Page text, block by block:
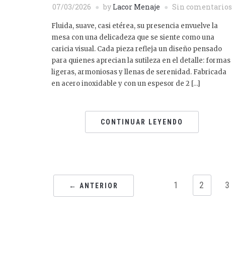
07/03/2026 by Lacor Menaje Sin comentarios
Fluida, suave, casi etérea, su presencia envuelve la
mesa con una delicadeza que se siente como una
caricia visual. Cada pieza refleja un diseño pensado
para quienes aprecian la sutileza en el detalle: formas
ligeras, armoniosas y llenas de serenidad. Fabricada
en acero inoxidable y con un espesor de 2 […]
CONTINUAR LEYENDO
← ANTERIOR 1 2 3